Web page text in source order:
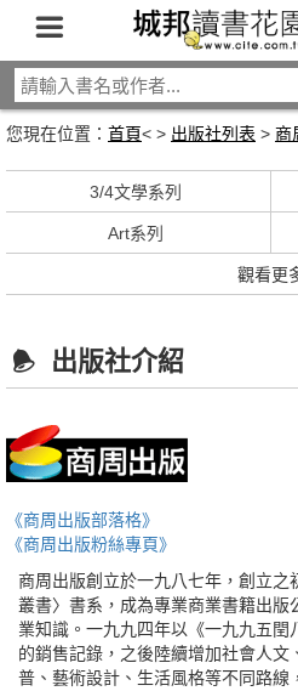
您現在位置： 首頁< > 出版社列表 > 商
3/4文學系列
Art系列
觀看更
出版社介紹
《商周出版部落格》
《商周出版粉絲專頁》
商周出版創立於一九八七年，創立之
叢書〉書系，成為專業商業書籍出版
業知識。一九九四年以《一九九五閏
的銷售記錄，之後陸續增加社會人文
普、藝術設計、生活風格等不同路線